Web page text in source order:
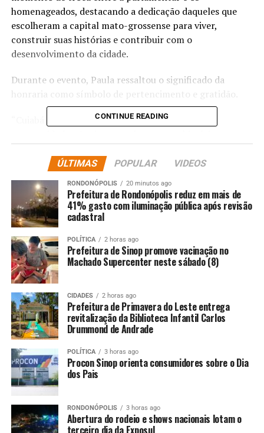
homenageados, destacando a dedicação daqueles que
escolheram a capital mato-grossense para viver,
construir suas histórias e contribuir com o
desenvolvimento da cidade.
Durante o evento, Paula ressaltou o significado da
honraria como símbolo de pertencimento e gratidão.
“Cuiabá é a cidade que nos acolhe, que nos dá
família e desenvolvemos o amor por essa terra. Receber
esse título é reconhecer que vocês fazem parte desta
cidade. Quando temos a oportunidade de contribuir com
Cuiabá, seja no social, no trabalho ou na vida pública,
isso ganha ainda mais valor. É uma cidade que encanta e
que aprendemos a amar”, declarou.
Em nome dos homenageados, Emília Derquin, natural do
Rio Grande do Sul, foi uma das que discursaram. Ela
relembrou sua trajetória e a construção de vínculos com
a capital.
“Receber esse título é muito especial. Cheguei ainda
jovem, cresci aqui, construí minha vida e minhas
amizades. Cuiabá é o lugar onde formei minha história e
onde está o meu coração. Hoje participo de ações sociais
e tenho uma trajetória construída aqui. Mesmo tendo
outra origem, é aqui que me reconheço e quero
continuar. Tenho certeza de que o sentimento de
pertencimento é protagonista entre todos neste dia tão
especial. Agora, somos oficialmente cuiabanos”, afirmou.
CONTINUE READING
ÚLTIMAS POPULAR VIDEOS
RONDONÓPOLIS 20 minutos ago
Prefeitura de Rondonópolis reduz em mais de
41% gasto com iluminação pública após revisão
cadastral
POLÍTICA 2 horas ago
Prefeitura de Sinop promove vacinação no
Machado Supercenter neste sábado (8)
CIDADES 2 horas ago
Prefeitura de Primavera do Leste entrega
revitalização da Biblioteca Infantil Carlos
Drummond de Andrade
POLÍTICA 3 horas ago
Procon Sinop orienta consumidores sobre o Dia
dos Pais
RONDONÓPOLIS 3 horas ago
Abertura do rodeio e shows nacionais lotam o
terceiro dia da Exposul